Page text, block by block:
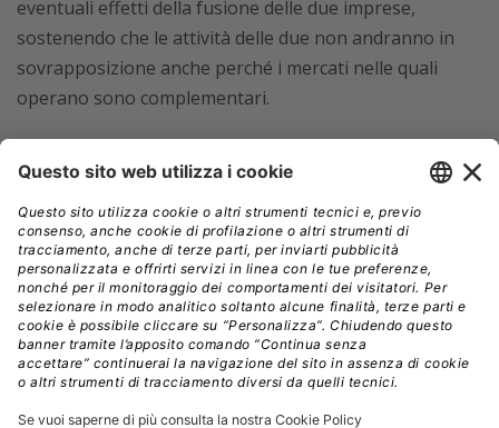
eventuali effetti della fusione delle due imprese,
sostenendo che le attività delle due non andranno in
sovrapposizione anche perché i mercati nelle quali
operano sono complementari.
occasione di sviluppo, soprattutto per tutta la parte
delivery delle due imprese. Lutech, si legge nella nota di
Fiom-Cgil, ha escluso tensioni occupazionali e si è
dichiarata confidente di poter gestire il processo senza
che si creino problemi per le persone che non
dovrebbero avere impatti nemmeno legati al futuro
delle sedi.
Giuseppe Di Franco resta AD di Lutech